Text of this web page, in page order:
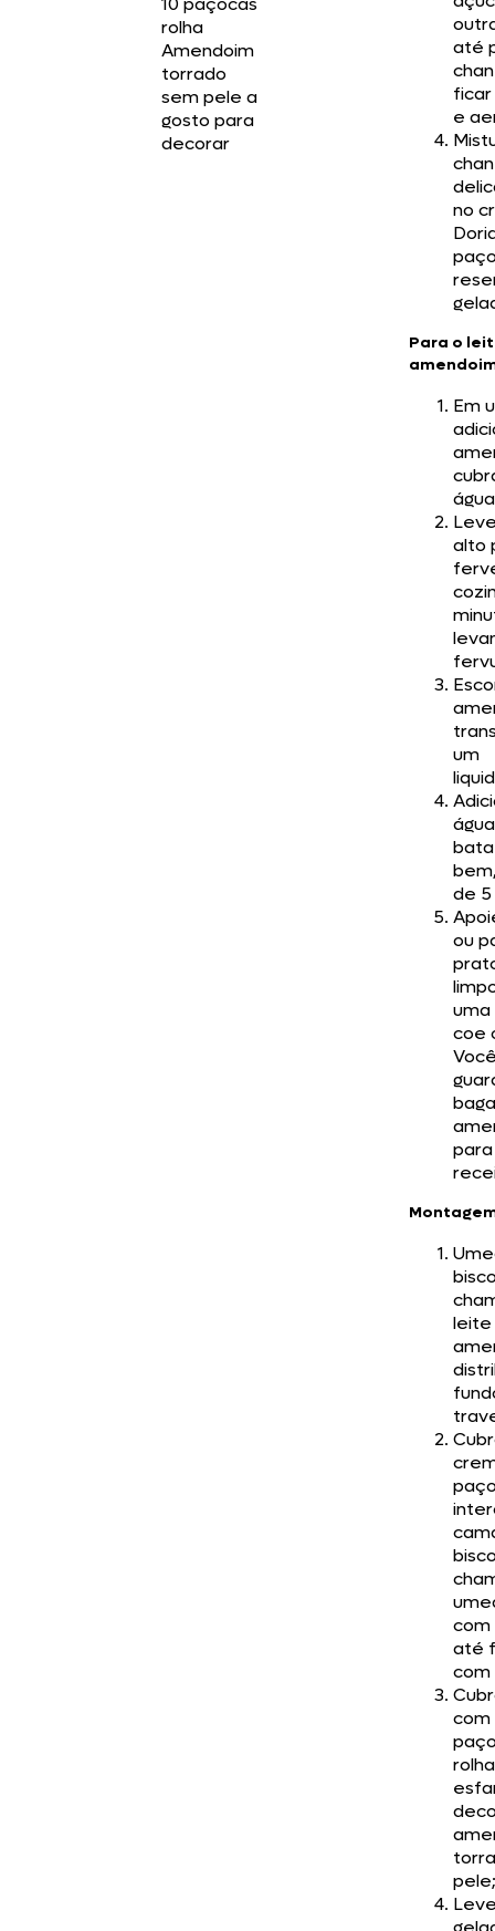
rolha
Amendoim
torrado
sem pele a
gosto para
decorar
até
e
no
Para o
Em
alto
um
de 5
ou
coe
leite
até
com
com
rolha
pele;